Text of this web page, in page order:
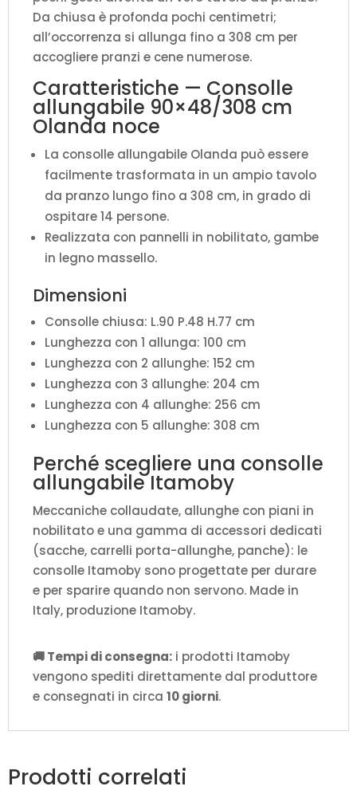
Da chiusa è profonda pochi centimetri;
all’occorrenza si allunga fino a 308 cm per
accogliere pranzi e cene numerose.
Caratteristiche — Consolle
allungabile 90×48/308 cm
Olanda noce
La consolle allungabile Olanda può essere
facilmente trasformata in un ampio tavolo
da pranzo lungo fino a 308 cm, in grado di
ospitare 14 persone.
Realizzata con pannelli in nobilitato, gambe
in legno massello.
Dimensioni
Consolle chiusa: L.90 P.48 H.77 cm
Lunghezza con 1 allunga: 100 cm
Lunghezza con 2 allunghe: 152 cm
Lunghezza con 3 allunghe: 204 cm
Lunghezza con 4 allunghe: 256 cm
Lunghezza con 5 allunghe: 308 cm
Perché scegliere una consolle
allungabile Itamoby
Meccaniche collaudate, allunghe con piani in
nobilitato e una gamma di accessori dedicati
(sacche, carrelli porta-allunghe, panche): le
consolle Itamoby sono progettate per durare
e per sparire quando non servono. Made in
Italy, produzione Itamoby.
🚚 Tempi di consegna: i prodotti Itamoby
vengono spediti direttamente dal produttore
e consegnati in circa 10 giorni.
Prodotti correlati